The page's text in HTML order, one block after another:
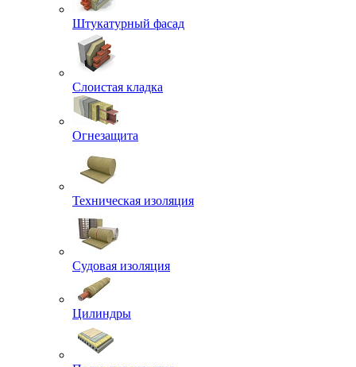
Штукатурный фасад
Слоистая кладка
Огнезащита
Техническая изоляция
Судовая изоляция
Цилиндры